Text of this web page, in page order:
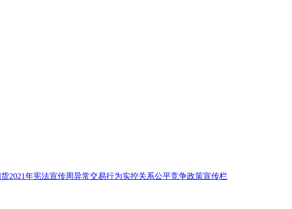
2021年宪法宣传周异常交易行为实控关系公平竞争政策宣传栏